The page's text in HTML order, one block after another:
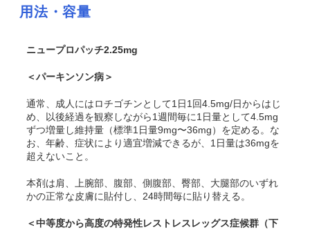
用法・容量
ニュープロパッチ2.25mg
＜パーキンソン病＞
通常、成人にはロチゴチンとして1日1回4.5mg/日からはじ
め、以後経過を観察しながら1週間毎に1日量として4.5mg
ずつ増量し維持量（標準1日量9mg〜36mg）を定める。な
お、年齢、症状により適宜増減できるが、1日量は36mgを
超えないこと。
本剤は肩、上腕部、腹部、側腹部、臀部、大腿部のいずれ
かの正常な皮膚に貼付し、24時間毎に貼り替える。
＜中等度から高度の特発性レストレスレッグス症候群（下